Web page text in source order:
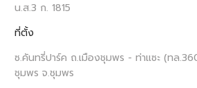
น.ส.3 ก. 1815
ที่ตั้ง
ซ.คันทรี่ปาร์ค ถ.เมืองชุมพร - ท่าแซะ (ทล
ชุมพร จ.ชุมพร